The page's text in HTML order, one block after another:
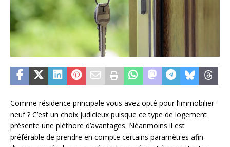
Comme résidence principale vous avez opté pour l’immobilier
neuf ? C’est un choix judicieux puisque ce type de logement
présente une pléthore d’avantages. Néanmoins il est
préférable de prendre en compte certains paramètres afin